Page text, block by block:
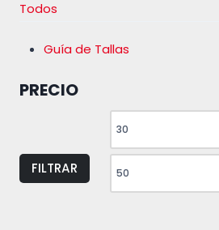
Todos
Guía de Tallas
PRECIO
MÍNIMO
FILTRAR